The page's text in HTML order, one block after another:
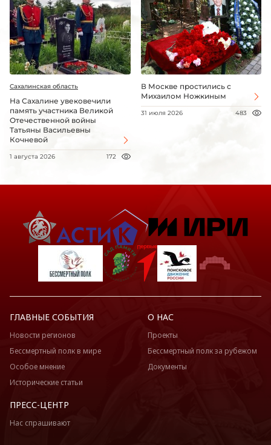
Сахалинская область
На Сахалине увековечили
память участника Великой
Отечественной войны
Татьяны Васильевны
Кочневой
1 августа 2026 172
В Москве простились с
Михаилом Ножкиным
31 июля 2026 483
ГЛАВНЫЕ СОБЫТИЯ
Новости регионов
Бессмертный полк в мире
Особое мнение
Исторические статьи
О НАС
Проекты
Бессмертный полк за рубежом
Документы
ПРЕСС-ЦЕНТР
Нас спрашивают